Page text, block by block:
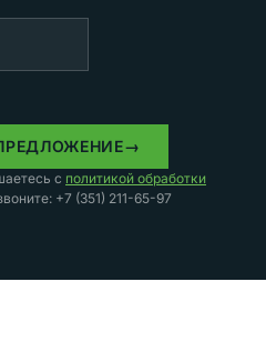
→
с политикой обработки
+7 (351) 211-65-97